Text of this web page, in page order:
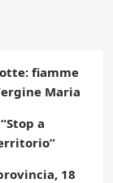
fiamme
Maria
a
18